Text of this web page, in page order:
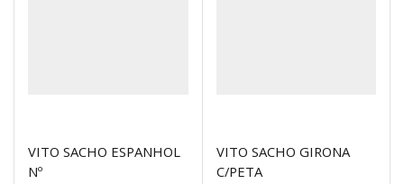
VITO SACHO ESPANHOL
Nº
VITO SACHO GIRONA
C/PETA